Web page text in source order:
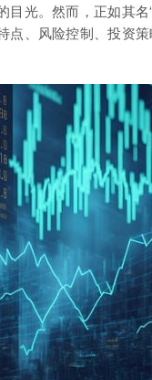
光。然而，正如其
、风险控制、投资